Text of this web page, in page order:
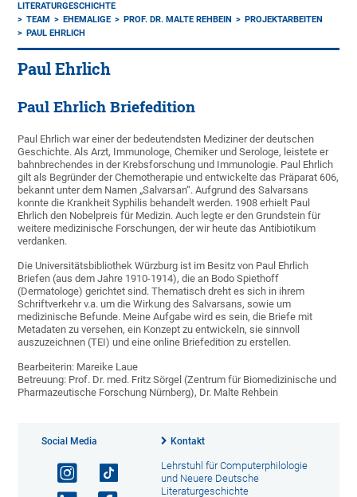
LITERATURGESCHICHTE
TEAM
EHEMALIGE PROF. DR. MALTE REHBEIN
PROJEKTARBEITEN
PAUL EHRLICH
Paul Ehrlich
Paul Ehrlich Briefedition
Paul Ehrlich war einer der bedeutendsten Mediziner der deutschen
Geschichte. Als Arzt, Immunologe, Chemiker und Serologe, leistete er
bahnbrechendes in der Krebsforschung und Immunologie. Paul Ehrlich
gilt als Begründer der Chemotherapie und entwickelte das Präparat 606,
bekannt unter dem Namen „Salvarsan“. Aufgrund des Salvarsans
konnte die Krankheit Syphilis behandelt werden. 1908 erhielt Paul
Ehrlich den Nobelpreis für Medizin. Auch legte er den Grundstein für
weitere medizinische Forschungen, der wir heute das Antibiotikum
verdanken.
Die Universitätsbibliothek Würzburg ist im Besitz von Paul Ehrlich
Briefen (aus dem Jahre 1910-1914), die an Bodo Spiethoff
(Dermatologe) gerichtet sind. Thematisch dreht es sich in ihrem
Schriftverkehr v.a. um die Wirkung des Salvarsans, sowie um
medizinische Befunde. Meine Aufgabe wird es sein, die Briefe mit
Metadaten zu versehen, ein Konzept zu entwickeln, sie sinnvoll
auszuzeichnen (TEI) und eine online Briefedition zu erstellen.
Bearbeiterin: Mareike Laue
Betreuung: Prof. Dr. med. Fritz Sörgel (Zentrum für Biomedizinische und
Pharmazeutische Forschung Nürnberg), Dr. Malte Rehbein
Social Media Kontakt
Lehrstuhl für Computerphilologie
und Neuere Deutsche
Literaturgeschichte